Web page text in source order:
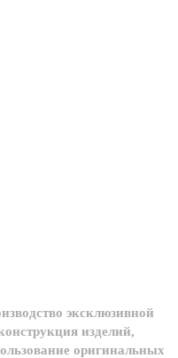
эксклюзивной
изделий,
оригинальных